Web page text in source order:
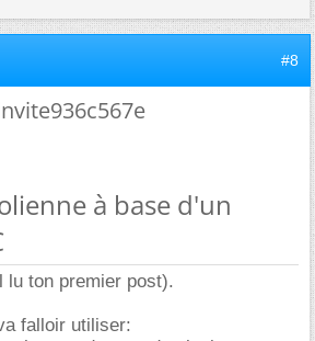
#8
à base d'un
lu ton premier post).
falloir utiliser: